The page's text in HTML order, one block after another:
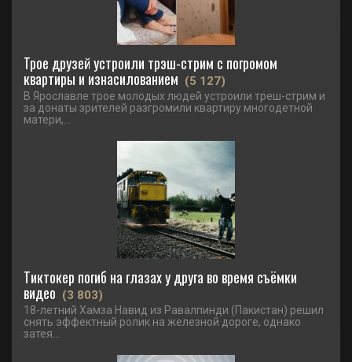
Трое друзей устроили трэш-стрим с погромом
квартиры и изнасилованием (5 127)
В Ярославле трое молодых людей устроили треш-стрим и
за донаты зрителей разгромили квартиру многодетной
матери,...
Тиктокер погиб на глазах у друга во время съёмки
видео (3 803)
18-летний Хамза Навид из Равалпинди (Пакистан) решил
снять эффектный ролик на железной дороге, однако
затея...